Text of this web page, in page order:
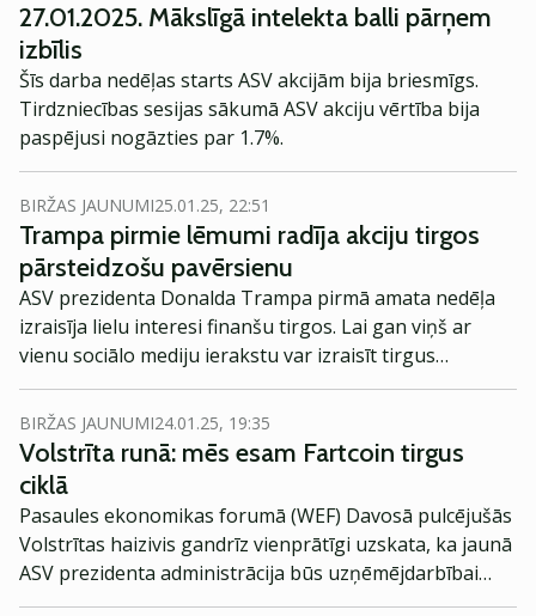
27.01.2025. Mākslīgā intelekta balli pārņem
izbīlis
Šīs darba nedēļas starts ASV akcijām bija briesmīgs.
Tirdzniecības sesijas sākumā ASV akciju vērtība bija
paspējusi nogāzties par 1.7%.
BIRŽAS JAUNUMI25.01.25, 22:51
Trampa pirmie lēmumi radīja akciju tirgos
pārsteidzošu pavērsienu
ASV prezidenta Donalda Trampa pirmā amata nedēļa
izraisīja lielu interesi finanšu tirgos. Lai gan viņš ar
vienu sociālo mediju ierakstu var izraisīt tirgus
svārstības, akciju rallija galvenais virziens viņa pirmo
lēmumu dēļ pārvietojās ārpus ASV.
BIRŽAS JAUNUMI24.01.25, 19:35
Volstrīta runā: mēs esam Fartcoin tirgus
ciklā
Pasaules ekonomikas forumā (WEF) Davosā pulcējušās
Volstrītas haizivis gandrīz vienprātīgi uzskata, ka jaunā
ASV prezidenta administrācija būs uzņēmējdarbībai
draudzīga. Tomēr daudzi norāda uz pārmērīga